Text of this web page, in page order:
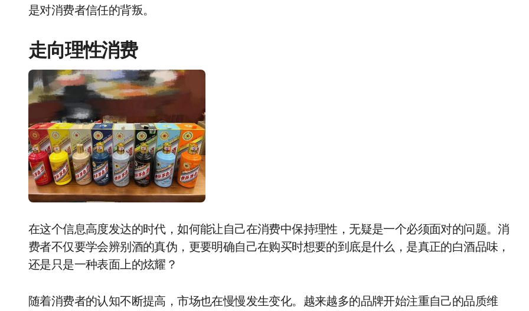
是对消费者信任的背叛。
走向理性消费
在这个信息高度发达的时代，如何能让自己在消费中保持理性，无疑是一个必须面对的问题。消
费者不仅要学会辨别酒的真伪，更要明确自己在购买时想要的到底是什么，是真正的白酒品味，
还是只是一种表面上的炫耀？
随着消费者的认知不断提高，市场也在慢慢发生变化。越来越多的品牌开始注重自己的品质维